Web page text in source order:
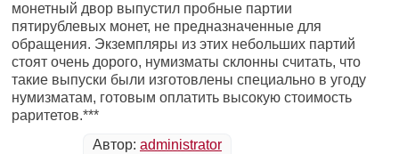
монетный двор выпустил пробные партии
пятирублевых монет, не предназначенные для
обращения. Экземпляры из этих небольших партий
стоят очень дорого, нумизматы склонны считать, что
такие выпуски были изготовлены специально в угоду
нумизматам, готовым оплатить высокую стоимость
раритетов.***
Автор: administrator